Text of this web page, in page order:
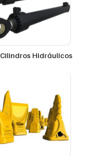
Cilindros Hidráulicos